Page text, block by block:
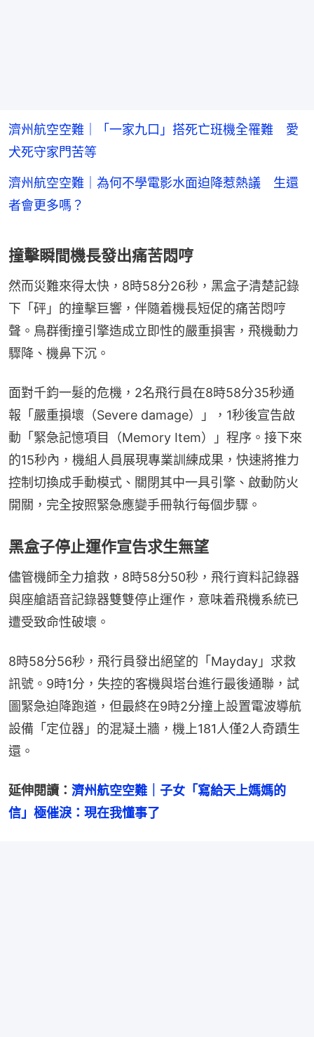
濟州航空空難｜「一家九口」搭死亡班機全罹難 愛
犬死守家門苦等
濟州航空空難｜為何不學電影水面迫降惹熱議 生還
者會更多嗎？
撞擊瞬間機長發出痛苦悶哼
然而災難來得太快，8時58分26秒，黑盒子清楚記錄
下「砰」的撞擊巨響，伴隨着機長短促的痛苦悶哼
聲。鳥群衝撞引擎造成立即性的嚴重損害，飛機動力
驟降、機鼻下沉。
面對千鈞一髮的危機，2名飛行員在8時58分35秒通
報「嚴重損壞（Severe damage）」，1秒後宣告啟
動「緊急記憶項目（Memory Item）」程序。接下來
的15秒內，機組人員展現專業訓練成果，快速將推力
控制切換成手動模式、關閉其中一具引擎、啟動防火
開關，完全按照緊急應變手冊執行每個步驟。
黑盒子停止運作宣告求生無望
儘管機師全力搶救，8時58分50秒，飛行資料記錄器
與座艙語音記錄器雙雙停止運作，意味着飛機系統已
遭受致命性破壞。
8時58分56秒，飛行員發出絕望的「Mayday」求救
訊號。9時1分，失控的客機與塔台進行最後通聯，試
圖緊急迫降跑道，但最終在9時2分撞上設置電波導航
設備「定位器」的混凝土牆，機上181人僅2人奇蹟生
還。
延伸閱讀： 濟州航空空難｜子女「寫給天上媽媽的
信」極催淚：現在我懂事了